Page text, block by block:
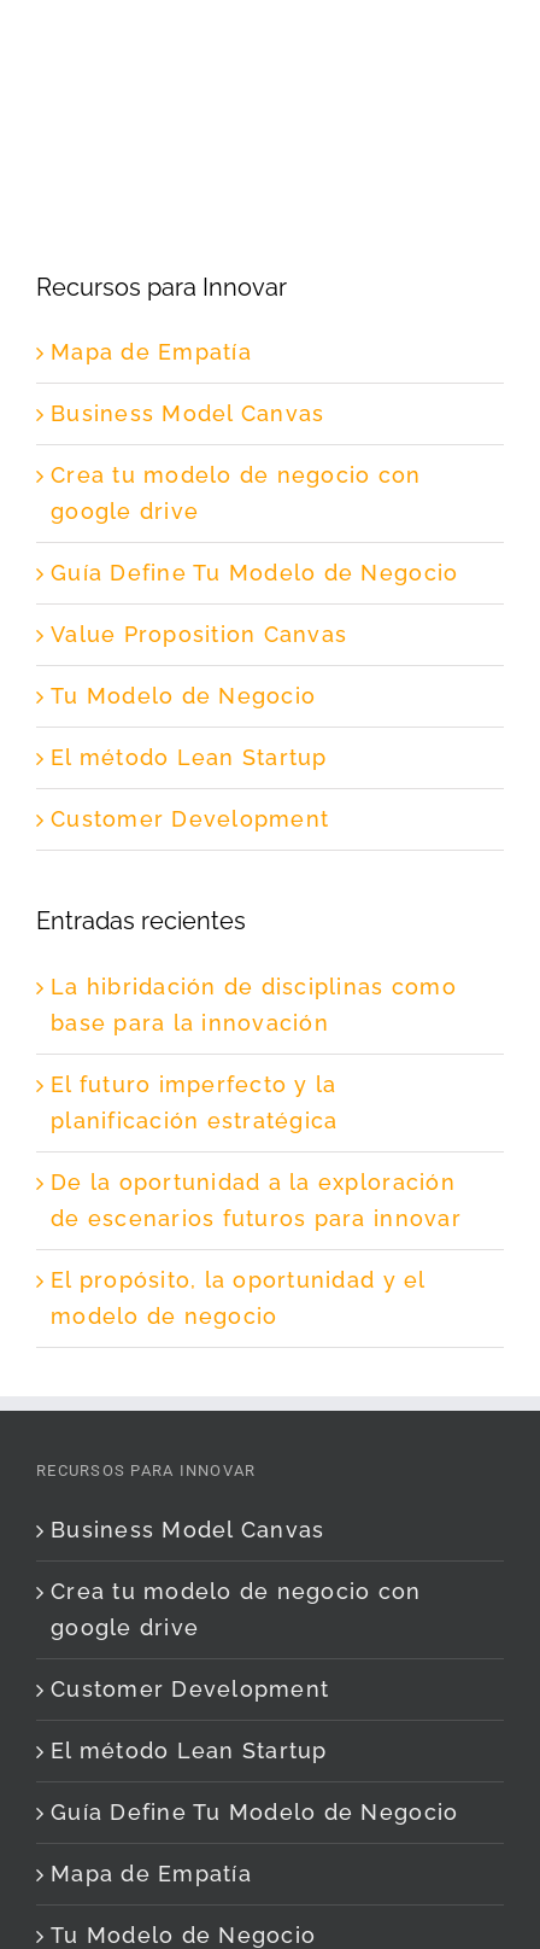
Recursos para Innovar
Mapa de Empatía
Business Model Canvas
Crea tu modelo de negocio con
google drive
Guía Define Tu Modelo de Negocio
Value Proposition Canvas
Tu Modelo de Negocio
El método Lean Startup
Customer Development
Entradas recientes
La hibridación de disciplinas como
base para la innovación
El futuro imperfecto y la
planificación estratégica
De la oportunidad a la exploración
de escenarios futuros para innovar
El propósito, la oportunidad y el
modelo de negocio
RECURSOS PARA INNOVAR
Business Model Canvas
Crea tu modelo de negocio con
google drive
Customer Development
El método Lean Startup
Guía Define Tu Modelo de Negocio
Mapa de Empatía
Tu Modelo de Negocio